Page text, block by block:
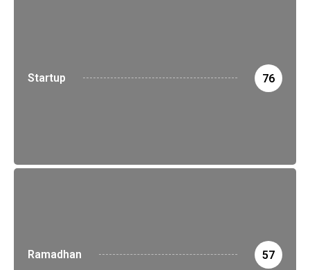
Startup 76
Ramadhan 57